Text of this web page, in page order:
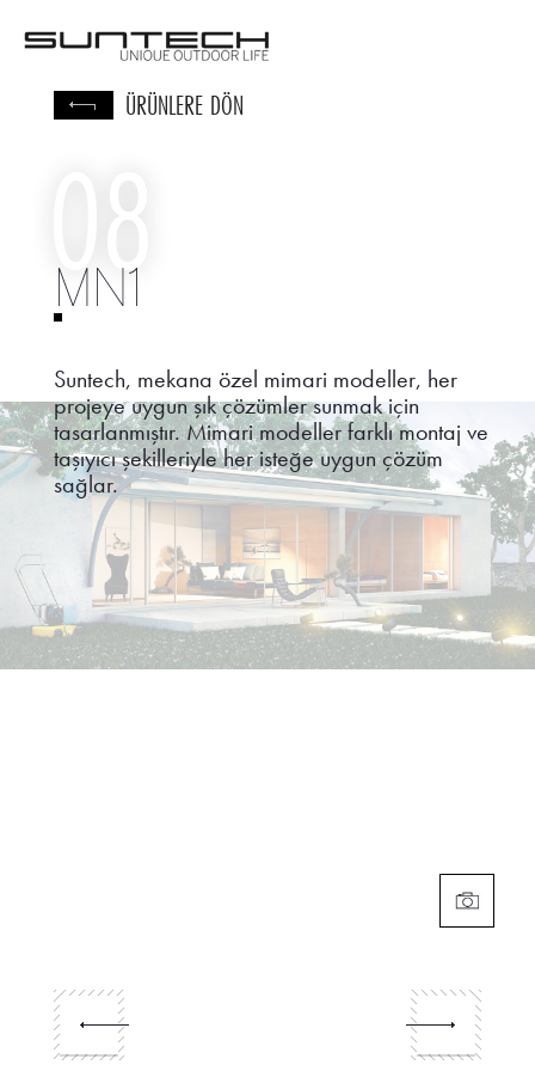
TR / EN / DE
ÜRÜNLERE DÖN
MN1
08
Suntech, mekana özel mimari modeller, her
projeye uygun şık çözümler sunmak için
tasarlanmıştır. Mimari modeller farklı montaj ve
taşıyıcı şekilleriyle her isteğe uygun çözüm
sağlar.